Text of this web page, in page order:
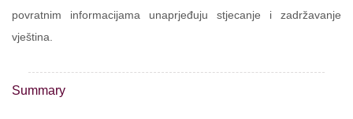
povratnim informacijama unaprjeđuju stjecanje i zadržavanje
vještina.
Summary